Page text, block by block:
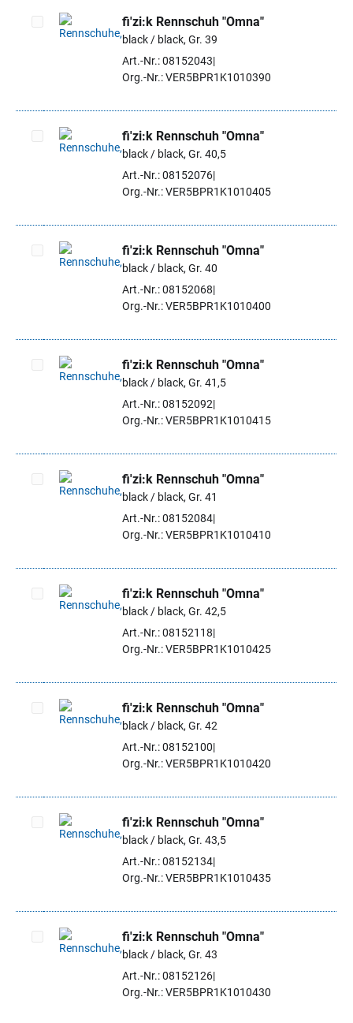
Artikel auswählen
fi'zi:k Rennschuh "Omna"
black / black, Gr. 39
Art.-Nr.: 08152043
Org.-Nr.: VER5BPR1K1010390
Artikel auswählen
fi'zi:k Rennschuh "Omna"
black / black, Gr. 40,5
Art.-Nr.: 08152076
Org.-Nr.: VER5BPR1K1010405
Artikel auswählen
fi'zi:k Rennschuh "Omna"
black / black, Gr. 40
Art.-Nr.: 08152068
Org.-Nr.: VER5BPR1K1010400
Artikel auswählen
fi'zi:k Rennschuh "Omna"
black / black, Gr. 41,5
Art.-Nr.: 08152092
Org.-Nr.: VER5BPR1K1010415
Artikel auswählen
fi'zi:k Rennschuh "Omna"
black / black, Gr. 41
Art.-Nr.: 08152084
Org.-Nr.: VER5BPR1K1010410
Artikel auswählen
fi'zi:k Rennschuh "Omna"
black / black, Gr. 42,5
Art.-Nr.: 08152118
Org.-Nr.: VER5BPR1K1010425
Artikel auswählen
fi'zi:k Rennschuh "Omna"
black / black, Gr. 42
Art.-Nr.: 08152100
Org.-Nr.: VER5BPR1K1010420
Artikel auswählen
fi'zi:k Rennschuh "Omna"
black / black, Gr. 43,5
Art.-Nr.: 08152134
Org.-Nr.: VER5BPR1K1010435
Artikel auswählen
fi'zi:k Rennschuh "Omna"
black / black, Gr. 43
Art.-Nr.: 08152126
Org.-Nr.: VER5BPR1K1010430